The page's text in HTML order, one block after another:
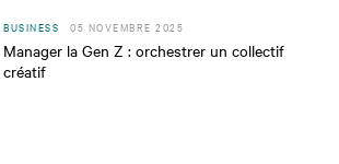
BUSINESS 05 NOVEMBRE 2025
Manager la Gen Z : orchestrer un collectif
créatif